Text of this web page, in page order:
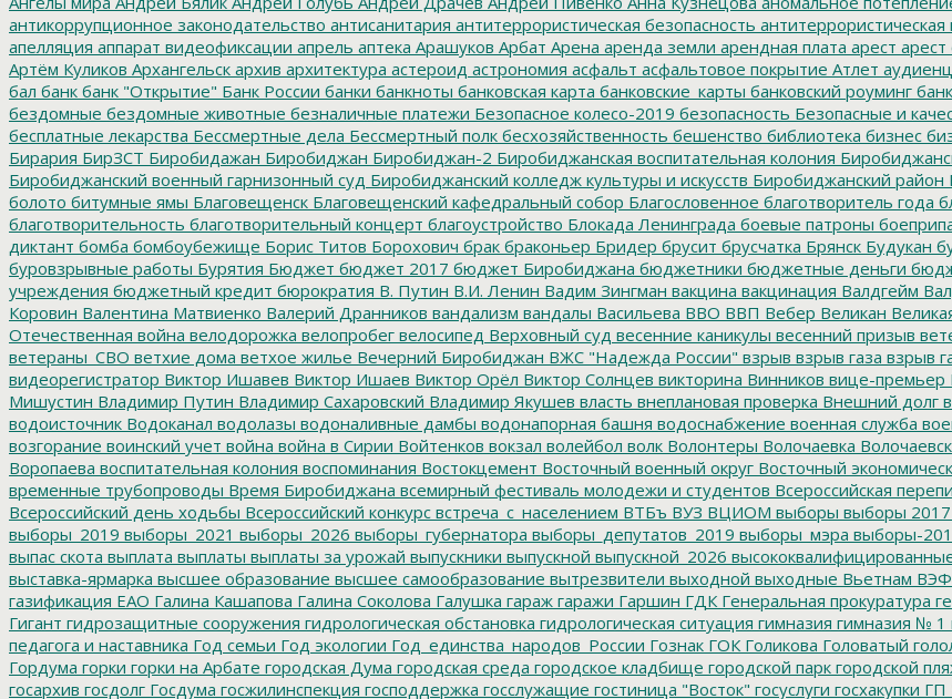
антикоррупционное законодательство антисанитария антитеррористическая безопасность антитеррористическая
апелляция аппарат видеофиксации апрель аптека Арашуков Арбат Арена аренда земли арендная плата арест арест
Артём Куликов Архангельск архив архитектура астероид астрономия асфальт асфальтовое покрытие Атлет
бал банк банк "Открытие" Банк России банки банкноты банковская карта банковские_карты банковский роуминг
бездомные бездомные животные безналичные платежи Безопасное колесо-2019 безопасность Безопасные и
бесплатные лекарства Бессмертные дела Бессмертный полк бесхозяйственность бешенство библиотека бизнес
Бирария БирЗСТ Биробидажан Биробиджан Биробиджан-2 Биробиджанская воспитательная колония
Биробиджанский военный гарнизонный суд Биробиджанский колледж культуры и искусств Биробиджанский район
болото битумные ямы Благовещенск Благовещенский кафедральный собор Благословенное благотворитель года
благотворительность благотворительный концерт благоустройство Блокада Ленинграда боевые патроны
диктант бомба бомбоубежище Борис Титов Борохович брак браконьер Бридер брусит брусчатка Брянск Будукан
буровзрывные работы Бурятия Бюджет бюджет 2017 бюджет Биробиджана бюджетники бюджетные деньги
учреждения бюджетный кредит бюрократия В. Путин В.И. Ленин Вадим Зингман вакцина вакцинация Валдгейм
Коровин Валентина Матвиенко Валерий Дранников вандализм вандалы Васильева ВВО ВВП Вебер Великан
Отечественная война велодорожка велопробег велосипед Верховный суд весенние каникулы весенний призыв
ветераны_СВО ветхие дома ветхое жилье Вечерний Биробиджан ВЖС "Надежда России" взрыв взрыв газа взрыв
видеорегистратор Виктор Ишавев Виктор Ишаев Виктор Орёл Виктор Солнцев викторина Винников вице-премьер
Мишустин Владимир Путин Владимир Сахаровский Владимир Якушев власть внеплановая проверка Внешний долг
водоисточник Водоканал водолазы водоналивные дамбы водонапорная башня водоснабжение военная служба
возгорание воинский учет война война в Сирии Войтенков вокзал волейбол волк Волонтеры Волочаевка
Воропаева воспитательная колония воспоминания Востокцемент Восточный военный округ Восточный
временные трубопроводы Время Биробиджана всемирный фестиваль молодежи и студентов Всероссийская
Всероссийский день ходьбы Всероссийский конкурс встреча_с_населением ВТБъ ВУЗ ВЦИОМ выборы выборы 2017
выборы_2019 выборы_2021 выборы_2026 выборы_губернатора выборы_депутатов_2019 выборы_мэра выборы-
выпас скота выплата выплаты выплаты за урожай выпускники выпускной выпускной_2026
выставка-ярмарка высшее образование высшее самообразование вытрезвители выходной выходные Вьетнам ВЭФ
газификация ЕАО Галина Кашапова Галина Соколова Галушка гараж гаражи Гаршин ГДК Генеральная прокуратура
Гигант гидрозащитные сооружения гидрологическая обстановка гидрологическая ситуация гимназия гимназия № 1
педагога и наставника Год семьи Год экологии Год_единства_народов_России Гознак ГОК Голикова Головатый
Гордума горки горки на Арбате городская Дума городская среда городское кладбище городской парк городской
госархив госдолг Госдума госжилинспекция господдержка госслужащие гостиница "Восток" госуслуги госхакупки ГП